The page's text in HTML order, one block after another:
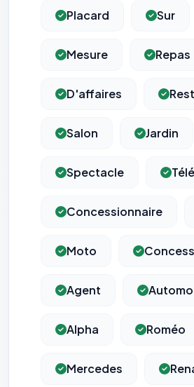
Placard Sur
Mesure Repas
D'affaires
Salon Jardin
Spectacle
Concessionnaire
Moto
Agent
Alpha Roméo
Mercedes